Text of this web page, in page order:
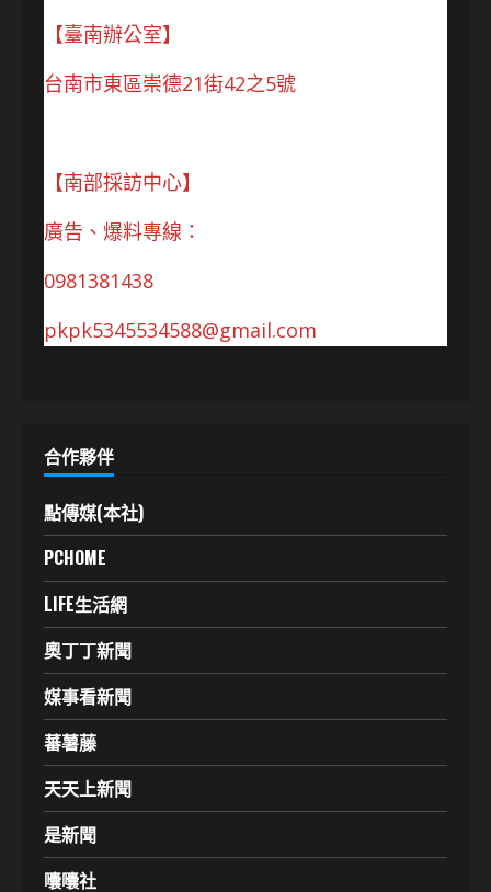
【臺南辦公室】
台南市東區崇德21街42之5號
【南部採訪中心】
廣告、爆料專線：
0981381438
pkpk5345534588@gmail.com
合作夥伴
點傳媒(本社)
PCHOME
LIFE生活網
奧丁丁新聞
媒事看新聞
蕃薯藤
天天上新聞
是新聞
囔囔社